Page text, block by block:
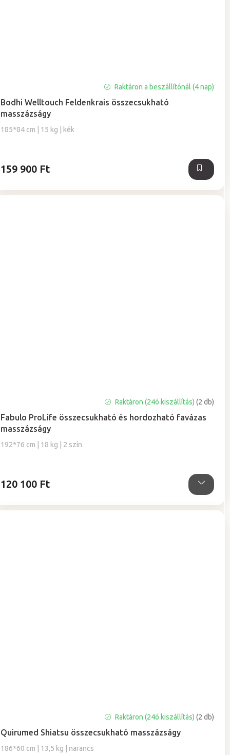
Bodhi Welltouch Feldenkrais összecsukható
masszázságy
185*84 cm | 15 kg | kék
termék
átlagos
értékelése
5-
Raktáron a beszállítónál (4 nap)
159 900 Ft
Fabulo ProLife összecsukható és hordozható favázas
masszázságy
192*76 cm | 18 kg | 2 szín
termék
átlagos
értékelése
5-
Raktáron (24ó kiszállítás)(2 db)
120 100 Ft
Quirumed Shiatsu összecsukható masszázságy
186*60 cm | 13,5 kg | narancs
Raktáron (24ó kiszállítás) (2 db)